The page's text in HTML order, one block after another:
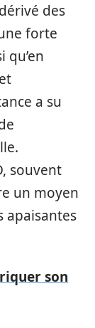
des
forte
qu’en
a su
souvent
un moyen
apaisantes
son